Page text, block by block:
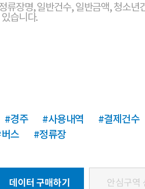
터류장명, 일반건수, 일반금액, 청소년
습니다.
#경주 #사용내역
#결제건수
스 #정류장
데이터 구매하기 안심구역